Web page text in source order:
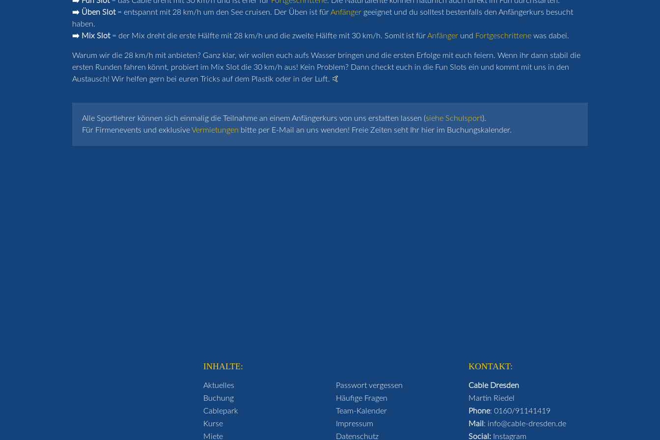
➡️ Üben Slot= entspannt mit 28 km/h um den See cruisen. Der Üben ist fürAnfänger geeignet und du solltest bestenfalls den Anfängerkurs besucht
haben.
➡️ Mix Slot= der Mix dreht die erste Hälfte mit 28 km/h und die zweite Hälfte mit 30 km/h. Somit ist fürAnfänger und Fortgeschrittene was dabei.
Warum wir die 28 km/h mit anbieten? Ganz klar, wir wollen euch aufs Wasser bringen und die ersten Erfolge mit euch feiern. Wenn ihr dann stabil die
ersten Runden fahren könnt, probiert im Mix Slot die 30 km/h aus! Kein Problem? Dann checkt euch in die Fun Slots ein und kommt mit uns in den
Austausch! Wir helfen gern bei euren Tricks auf dem Plastik oder in der Luft. 🤙
Alle Sportlehrer können sich einmalig die Teilnahme an einem Anfängerkurs von uns erstatten lassen (siehe Schulsport).
Für Firmenevents und exklusiveVermietungen bitte per E-Mail an uns wenden! Freie Zeiten seht Ihr hier im Buchungskalender.
INHALTE:
Aktuelles
Buchung
Cablepark
Kurse
Miete
Passwort vergessen
Häufige Fragen
Team-Kalender
Impressum
Datenschutz
KONTAKT:
Cable Dresden
Martin Riedel
Phone: 0160/91141419
Mail : info@cable-dresden.de
Social: Instagram